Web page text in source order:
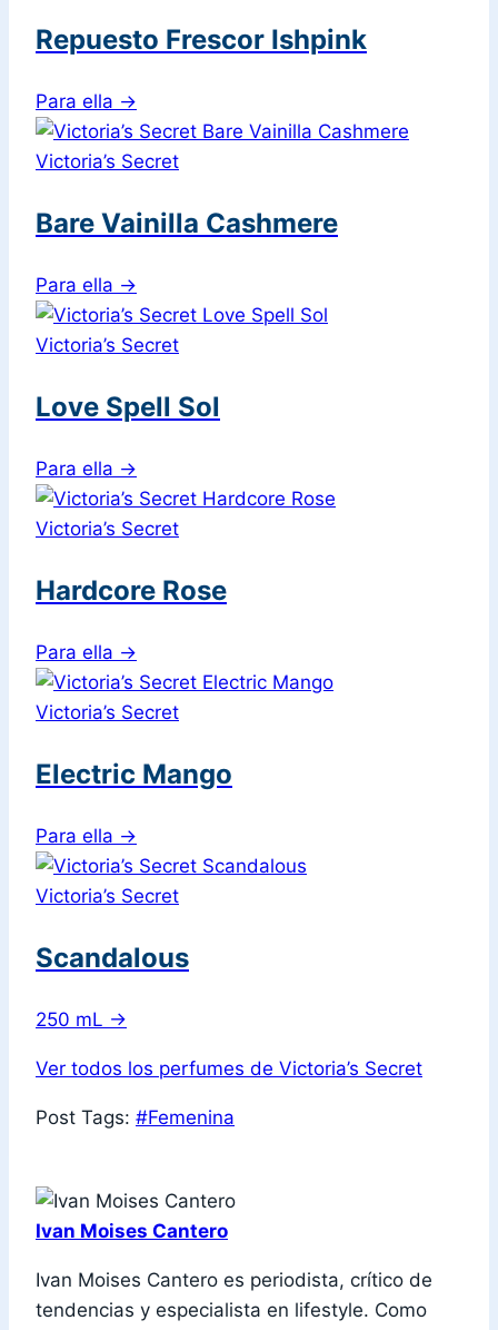
Repuesto Frescor Ishpink
Para ella →
Victoria’s Secret
Bare Vainilla Cashmere
Para ella →
Victoria’s Secret
Love Spell Sol
Para ella →
Victoria’s Secret
Hardcore Rose
Para ella →
Victoria’s Secret
Electric Mango
Para ella →
Victoria’s Secret
Scandalous
250 mL →
Ver todos los perfumes de Victoria’s Secret
Post Tags: #Femenina
Ivan Moises Cantero
Ivan Moises Cantero es periodista, crítico de
tendencias y especialista en lifestyle. Como